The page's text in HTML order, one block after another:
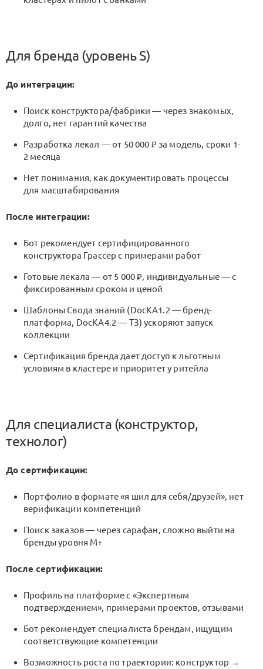
Для бренда (уровень S)
До интеграции:
Поиск конструктора/фабрики — через знакомых,
долго, нет гарантий качества
Разработка лекал — от 50 000 ₽ за модель, сроки 1-
2 месяца
Нет понимания, как документировать процессы
для масштабирования
После интеграции:
Бот рекомендует сертифицированного
конструктора Грассер с примерами работ
Готовые лекала — от 5 000 ₽, индивидуальные — с
фиксированным сроком и ценой
Шаблоны Свода знаний (DocKA1.2 — бренд-
платформа, DocKA4.2 — ТЗ) ускоряют запуск
коллекции
Сертификация бренда дает доступ к льготным
условиям в кластере и приоритет у ритейла
Для специалиста (конструктор,
технолог)
До сертификации:
Портфолио в формате «я шил для себя/друзей», нет
верификации компетенций
Поиск заказов — через сарафан, сложно выйти на
бренды уровня M+
После сертификации:
Профиль на платформе с «Экспертным
подтверждением», примерами проектов, отзывами
Бот рекомендует специалиста брендам, ищущим
соответствующие компетенции
Возможность роста по траектории: конструктор →